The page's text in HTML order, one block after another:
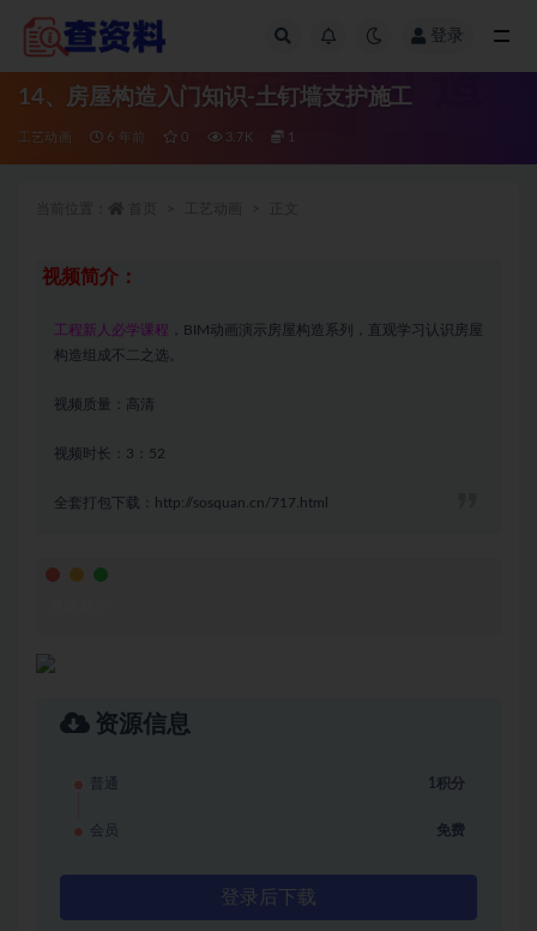
登录
14、房屋构造入门知识-土钉墙支护施工
工艺动画 6 年前 0 3.7K 1
视频简介：
工程新人必学课程 ，BIM动画演示房屋构造系列，直观学习认识房屋
构造组成不二之选。
视频质量：高清
视频时长：3：52
全套打包下载： http://sosquan.cn/717.html
资源信息
普通 1积分
会员 免费
登录后下载